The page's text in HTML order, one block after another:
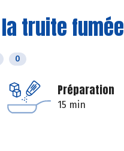
truite fumée
0
Préparation
15 min